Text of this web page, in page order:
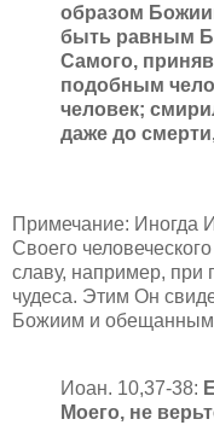
образом
быть равным
Самого,
подобным
человек;
даже до
Примечание: Иногда
Своего
славу, например, при
чудеса. Этим Он
Божиим и обещанным
Иоан. 10,37-38:
Моего, не